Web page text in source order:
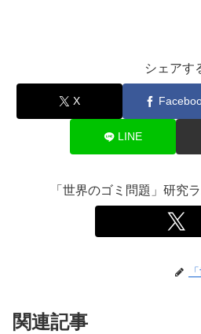
シェアす
X
LINE
「世界のゴミ問題」研究
関連記事